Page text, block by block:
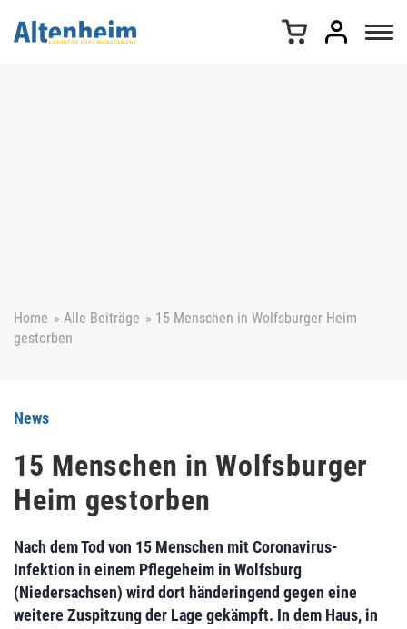
Home » Alle Beiträge » 15 Menschen in Wolfsburger Heim
gestorben
News
15 Menschen in Wolfsburger
Heim gestorben
Nach dem Tod von 15 Menschen mit Coronavirus-
Infektion in einem Pflegeheim in Wolfsburg
(Niedersachsen) wird dort händeringend gegen eine
weitere Zuspitzung der Lage gekämpft. In dem Haus, in